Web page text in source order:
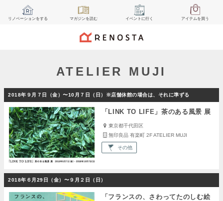
リノベーションをする マガジンを読む イベント に行く アイテムを買う
ATELIER MUJI
2018年９月７日（金）〜10月７日（日）※店舗休館の場合は、それに準ずる
「LINK TO LIFE」茶のある風景 展
東京都千代田区
無印良品 有楽町 2F ATELIER MUJI
その他
2018年６月29日（金）〜９月２日（日）
「フランスの、さわってたのしむ絵